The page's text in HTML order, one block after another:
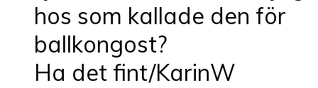
hos som kallade den för
ballkongost?
Ha det fint/KarinW